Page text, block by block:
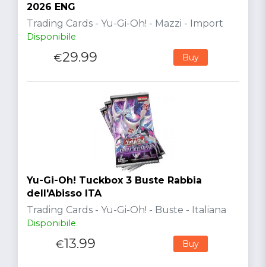
2026 ENG
Trading Cards - Yu-Gi-Oh! - Mazzi - Import
Disponibile
€29.99 Buy
Yu-Gi-Oh! Tuckbox 3 Buste Rabbia
dell'Abisso ITA
Trading Cards - Yu-Gi-Oh! - Buste - Italiana
Disponibile
€13.99 Buy